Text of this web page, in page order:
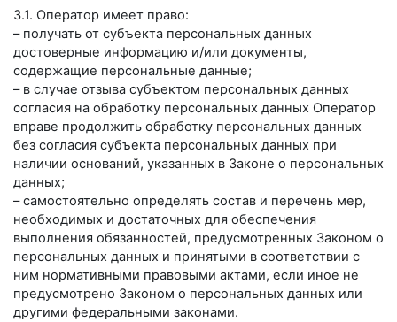
3.1. Оператор имеет право:
– получать от субъекта персональных данных
достоверные информацию и/или документы,
содержащие персональные данные;
– в случае отзыва субъектом персональных данных
согласия на обработку персональных данных Оператор
вправе продолжить обработку персональных данных
без согласия субъекта персональных данных при
наличии оснований, указанных в Законе о персональных
данных;
– самостоятельно определять состав и перечень мер,
необходимых и достаточных для обеспечения
выполнения обязанностей, предусмотренных Законом о
персональных данных и принятыми в соответствии с
ним нормативными правовыми актами, если иное не
предусмотрено Законом о персональных данных или
другими федеральными законами.